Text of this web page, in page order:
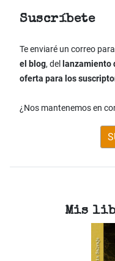
Suscríbete
Te enviaré un correo
el blog, del lanzamiento
oferta para los
¿Nos mantenemos en
Mis